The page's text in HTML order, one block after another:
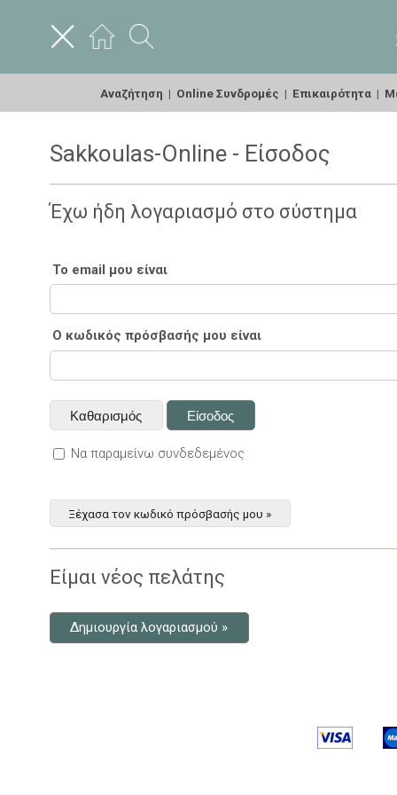
Αναζήτηση | Online Συνδρομές | Επικαιρότητα |
Sakkoulas-Online - Είσοδος
Έχω ήδη λογαριασμό στο σύστημα
Το email μου είναι
Ο κωδικός πρόσβασής μου είναι
Να παραμείνω συνδεδεμένος
Ξέχασα τον κωδικό πρόσβασής μου »
Είμαι νέος πελάτης
Δημιουργία λογαριασμού »